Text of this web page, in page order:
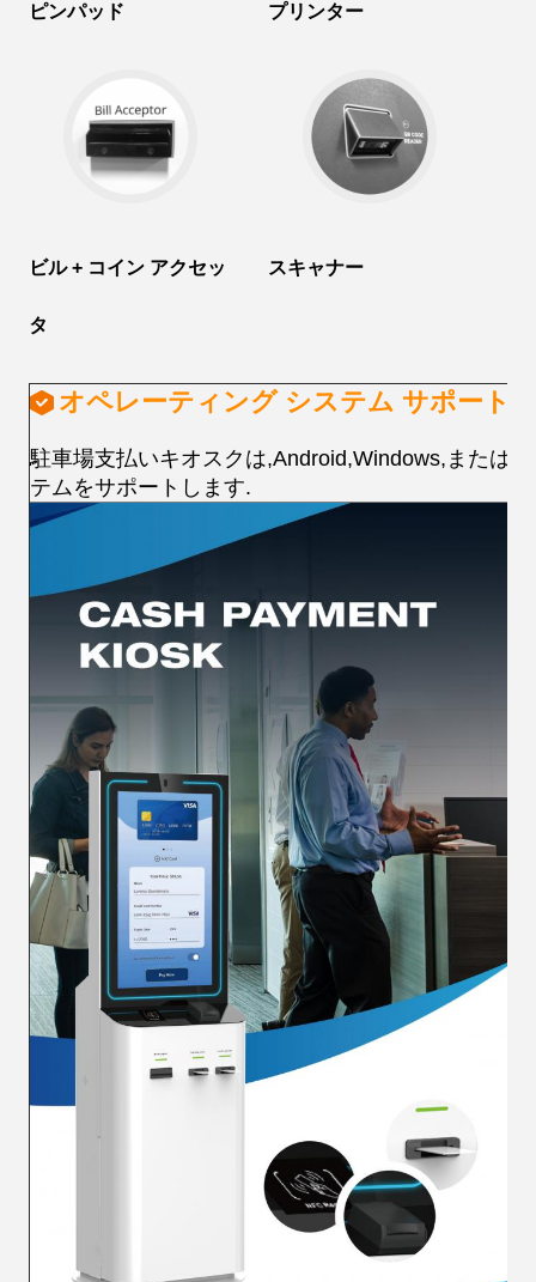
ピンパッド プリンター
ビル + コイン アクセッ
タ
スキャナー
オペレーティング システム サポート
駐車場支払いキオスクは,Android,Windows,または
テムをサポートします.